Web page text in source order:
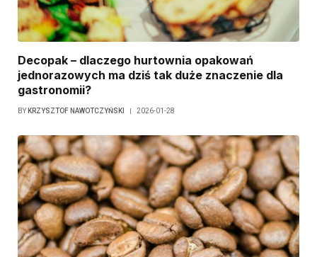
Decopak – dlaczego hurtownia opakowań
jednorazowych ma dziś tak duże znaczenie dla
gastronomii?
BY KRZYSZTOF NAWOTCZYŃSKI 2026-01-28